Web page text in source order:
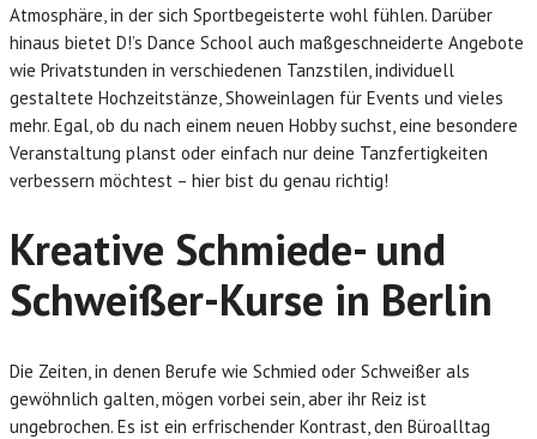
Atmosphäre, in der sich Sportbegeisterte wohl fühlen. Darüber
hinaus bietet D!’s Dance School auch maßgeschneiderte Angebote
wie Privatstunden in verschiedenen Tanzstilen, individuell
gestaltete Hochzeitstänze, Showeinlagen für Events und vieles
mehr. Egal, ob du nach einem neuen Hobby suchst, eine besondere
Veranstaltung planst oder einfach nur deine Tanzfertigkeiten
verbessern möchtest – hier bist du genau richtig!
Kreative Schmiede- und
Schweißer-Kurse in Berlin
Die Zeiten, in denen Berufe wie Schmied oder Schweißer als
gewöhnlich galten, mögen vorbei sein, aber ihr Reiz ist
ungebrochen. Es ist ein erfrischender Kontrast, den Büroalltag